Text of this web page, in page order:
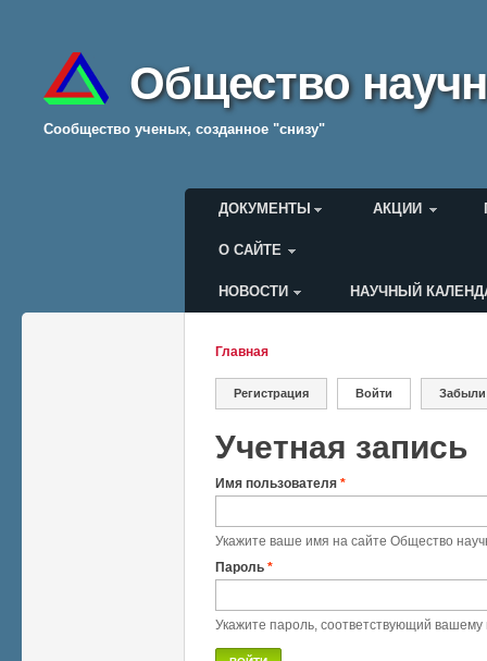
Общество
Cообщество ученых, созданное "снизу"
Главное меню
ДОКУМЕНТЫ АКЦИИ
О САЙТЕ
Меню пользователя
НОВОСТИ НАУЧНЫЙ
Вы здесь
Главная
Главные вкладки
Регистрация Войти (активная
Учетная запись
Имя пользователя *
Укажите ваше имя на сайте Общество
Пароль *
Укажите пароль, соответствующий вашему